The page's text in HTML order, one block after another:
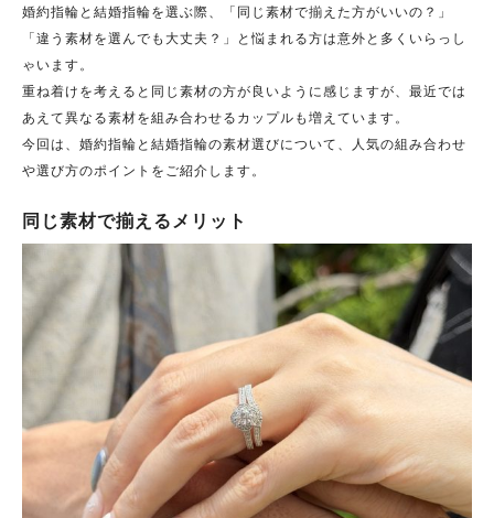
婚約指輪と結婚指輪を選ぶ際、
「同じ素材で揃えた方がいいの？」
「違う素材を選んでも大丈夫？」 と悩まれる方は意外と多くいらっし
ゃいます。
重ね着けを考えると同じ素材の方が良いように感じますが、最近では
あえて異なる素材を組み合わせるカップルも増えています。
今回は、婚約指輪と結婚指輪の素材選びについて、人気の組み合わせ
や選び方のポイントをご紹介します。
同じ素材で揃えるメリット